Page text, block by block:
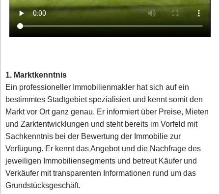
1. Marktkenntnis
Ein professioneller Immobilienmakler hat sich auf ein
bestimmtes Stadtgebiet spezialisiert und kennt somit den
Markt vor Ort ganz genau. Er informiert über Preise, Mieten
und Zarktentwicklungen und steht bereits im Vorfeld mit
Sachkenntnis bei der Bewertung der Immobilie zur
Verfügung. Er kennt das Angebot und die Nachfrage des
jeweiligen Immobiliensegments und betreut Käufer und
Verkäufer mit transparenten Informationen rund um das
Grundstücksgeschäft.